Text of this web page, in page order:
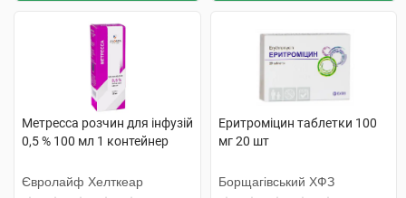
Метресса розчин для інфузій
0,5 % 100 мл 1 контейнер
Євролайф Хелткеар
Еритроміцин таблетки 100
мг 20 шт
Борщагівський ХФЗ